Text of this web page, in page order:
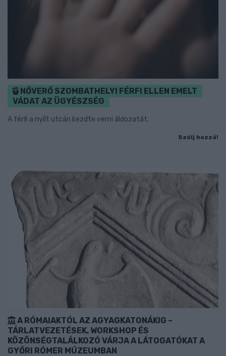
NŐVERŐ SZOMBATHELYI FÉRFI ELLEN EMELT
VÁDAT AZ ÜGYÉSZSÉG
A férfi a nyílt utcán kezdte verni áldozatát.
Szólj hozzá!
A RÓMAIAKTÓL AZ AGYAGKATONÁKIG –
TÁRLATVEZETÉSEK, WORKSHOP ÉS
KÖZÖNSÉGTALÁLKOZÓ VÁRJA A LÁTOGATÓKAT A
GYŐRI RÓMER MÚZEUMBAN